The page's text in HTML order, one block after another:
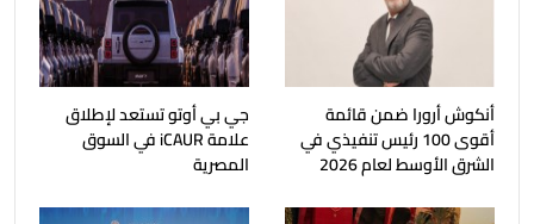
أنكوش أرورا ضمن قائمة
أقوى 100 رئيس تنفيذي في
الشرق الأوسط لعام 2026
جي بي أوتو تستعد لإطلاق
علامة iCAUR في السوق
المصرية